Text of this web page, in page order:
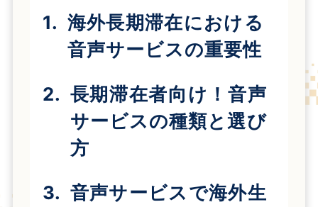
海外長期滞在における
音声サービスの重要性
長期滞在者向け！音声
サービスの種類と選び
方
音声サービスで海外生